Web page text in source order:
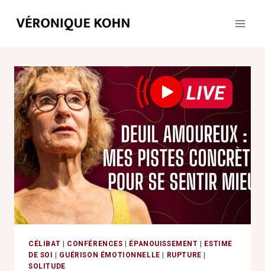
CÉLIBAT | CONFÉRENCES | ÉPANOUISSEMENT | ESTIME
DE SOI | GUÉRISON ÉMOTIONNELLE | RUPTURE |
SOLITUDE